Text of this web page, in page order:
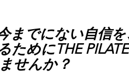
までにない自信
ためにTHE
せんか？